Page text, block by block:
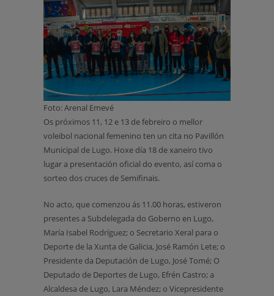
Foto: Arenal Emevé
Os próximos 11, 12 e 13 de febreiro o mellor
voleibol nacional femenino ten un cita no Pavillón
Municipal de Lugo. Hoxe día 18 de xaneiro tivo
lugar a presentación oficial do evento, así coma o
sorteo dos cruces de Semifinais.
No acto, que comenzou ás 11.00 horas, estiveron
presentes a Subdelegada do Goberno en Lugo,
María Isabel Rodríguez; o Secretario Xeral para o
Deporte de la Xunta de Galicia, José Ramón Lete; o
Presidente da Deputación de Lugo, José Tomé; O
Deputado de Deportes de Lugo, Efrén Castro; a
Alcaldesa de Lugo, Lara Méndez; o Vicepresidente